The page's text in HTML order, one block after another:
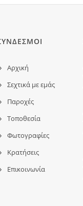
Αρχική
Σεχτικά με εμάς
Παροχές
Τοποθεσία
Φωτογραφίες
Κρατήσεις
Επικοινωνία